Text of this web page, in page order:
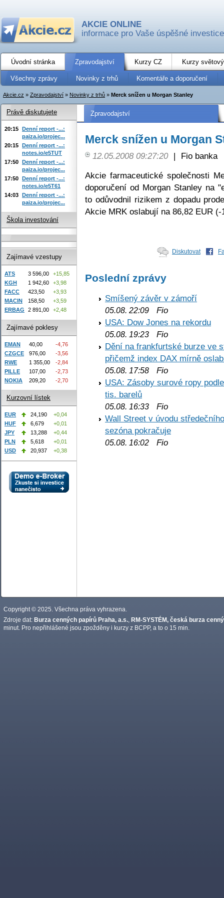
AKCIE ONLINE
informace pro Vaše úspěšné investice
Úvodní stránka Zpravodajství Kurzy CZ Kurzy
Všechny zprávy Novinky z trhů Komentáře a doporučení
Akcie.cz » Zpravodajství » Novinky z trhů » Merck snížen u Morgan Stanley
Zpravodajství
Merck snížen u Morgan
12.05.2008 09:27:20 |
Fio banka
Akcie farmaceutické společnosti
doporučení od Morgan Stanley na
to odůvodnil rizikem z dopadu
Akcie MRK oslabují na 86,82 EUR (-
Diskutovat
Poslední zprávy
Smíšený závěr v zámoří
05.08. 22:09 Fio
USA: Dow Jones na rekordu
05.08. 19:23 Fio
Dění na frankfurtské burze ve
přičemž index DAX mírně
05.08. 17:58 Fio
USA: Zásoby surové ropy
tis. barelů
05.08. 16:33 Fio
Wall Street v úvodu
sezóna pokračuje
05.08. 16:02 Fio
Právě diskutujete
20:15 Denní report -...:
paiza.io/projec...
20:15 Denní report -...:
notes.io/e5TUT
17:50 Denní report -...:
paiza.io/projec...
17:50 Denní report -...:
notes.io/e5T61
14:03 Denní report -...:
paiza.io/projec...
Škola investování
Zajímavé vzestupy
ATS 3 596,00
+15,85
KGH
1 942,60
+3,98
FACC
423,50
+3,93
MACIN
158,50
+3,59
ERBAG
2 891,00 +2,48
Zajímavé poklesy
EMAN 40,00
-4,76
CZGCE
976,00
-3,56
RWE
1 355,00
-2,84
PILLE
107,00
-2,73
NOKIA
209,20 -2,70
Kurzovní lístek
EUR 24,190
+0,04
HUF
6,679
+0,01
JPY
13,288
+0,44
PLN
5,618
+0,01
USD
20,937 +0,38
Copyright © 2025. Všechna práva vyhrazena.
Zdroje dat: Burza cenných papírů Praha, a.s. RM-SYSTÉM, česká burza
minut. Pro nepřihlášené jsou zpožděny i kurzy z BCPP, a to o 15 min.